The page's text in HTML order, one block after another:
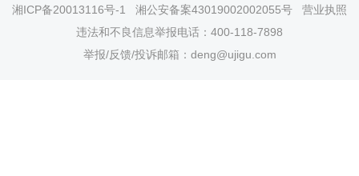
湘ICP备20013116号-1
湘公安备案43019002002055号
营业执照
违法和不良信息举报电话：400-118-7898
举报/反馈/投诉邮箱：deng@ujigu.com